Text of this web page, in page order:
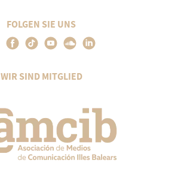
FOLGEN SIE UNS
WIR SIND MITGLIED